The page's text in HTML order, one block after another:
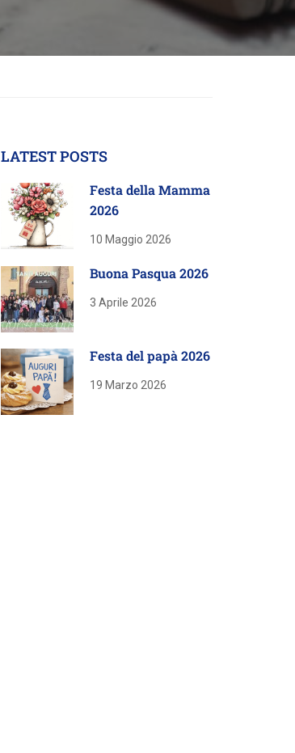
LATEST POSTS
Festa della Mamma
2026
10 Maggio 2026
Buona Pasqua 2026
3 Aprile 2026
Festa del papà 2026
19 Marzo 2026